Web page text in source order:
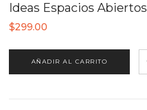
Ideas Espacios Abiertos
$299.00
AÑADIR AL CARRITO